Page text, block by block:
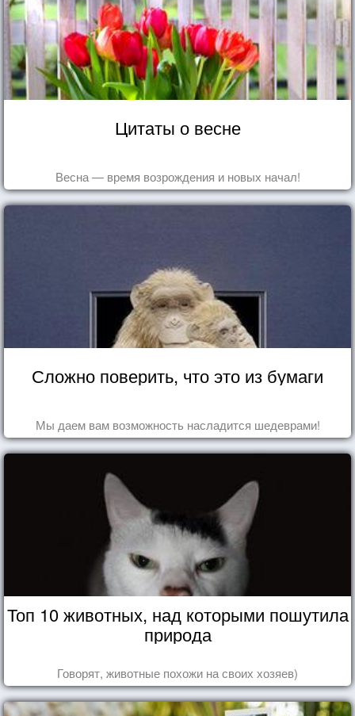
Цитаты о весне
Весна — время возрождения и новых начал!
Сложно поверить, что это из бумаги
Мы даем вам возможность насладится шедеврами!
Топ 10 животных, над которыми пошутила
природа
Говорят, животные похожи на своих хозяев)